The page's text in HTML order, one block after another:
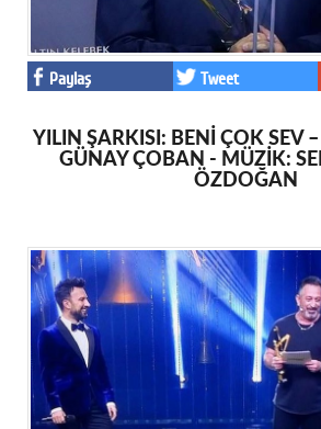
Paylaş Tweet
YILIN ŞARKISI: BENİ ÇOK SEV
GÜNAY ÇOBAN - MÜZİK:
ÖZDOĞAN